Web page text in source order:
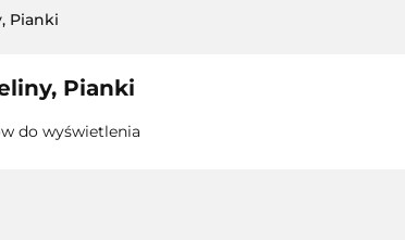
Pianki
Pianki
do wyświetlenia